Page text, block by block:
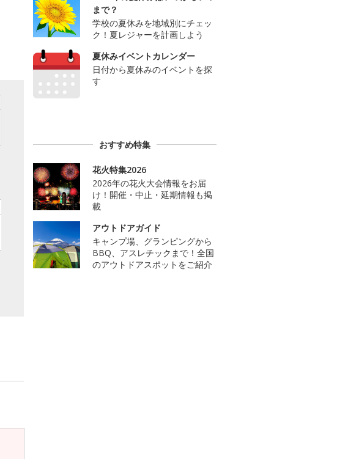
まで？
学校の夏休みを地域別にチェッ
ク！夏レジャーを計画しよう
夏休みイベントカレンダー
日付から夏休みのイベントを探
す
おすすめ特集
花火特集2026
2026年の花火大会情報をお届
け！開催・中止・延期情報も掲
載
アウトドアガイド
キャンプ場、グランピングから
BBQ、アスレチックまで！全国
のアウトドアスポットをご紹介